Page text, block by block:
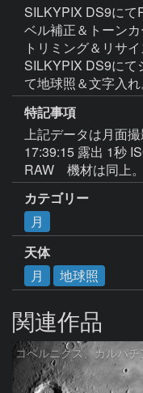
SILKYPIX DS9にて
ベル補正＆トーンカ
トリミング＆リサイ
SILKYPIX DS9にて
て地球照＆文字入れ
特記事項
上記データは月面
17:39:15 露出 1秒
カテゴリー
月
天体
月
地球照
関連作品